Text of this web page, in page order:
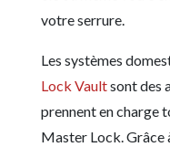
votre serrure.
Les systèmes
Lock Vaultsont des
prennent en charge
Master Lock. Grâce